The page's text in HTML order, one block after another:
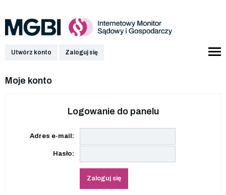
Utwórz konto Zaloguj się
Moje konto
Logowanie do panelu
Adres e-mail:
Hasło:
Zaloguj się